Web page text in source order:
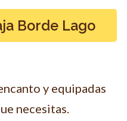
Borde Lago
y equipadas
necesitas.